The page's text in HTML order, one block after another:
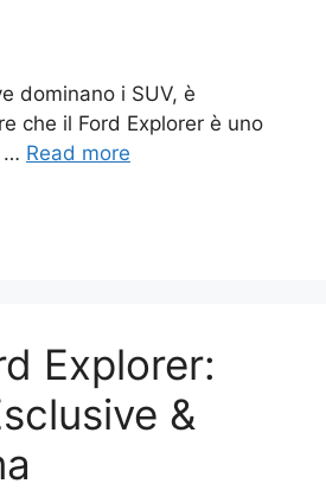
dominano i SUV, è
che il Ford Explorer è uno
… Read more
Explorer:
&